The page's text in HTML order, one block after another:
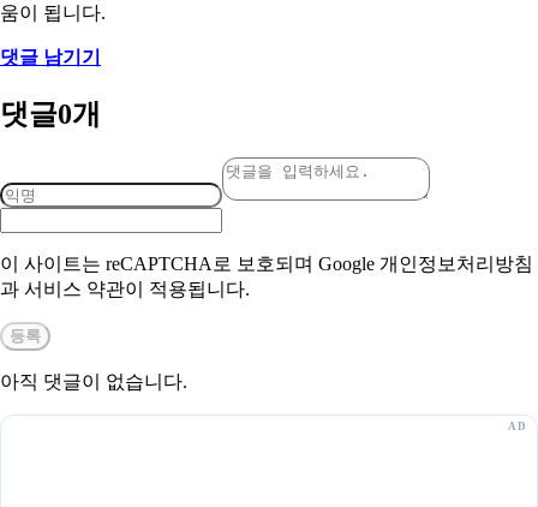
움이 됩니다.
댓글 남기기
댓글0개
이 사이트는 reCAPTCHA로 보호되며 Google 개인정보처리방침
과 서비스 약관이 적용됩니다.
등록
아직 댓글이 없습니다.